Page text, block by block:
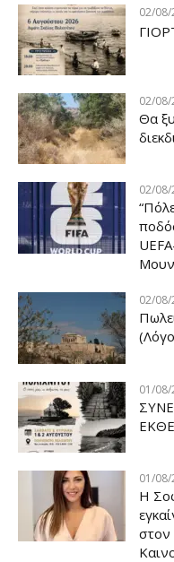
02/
02/
Θα
02/
02/
01/
01/
Η
στον